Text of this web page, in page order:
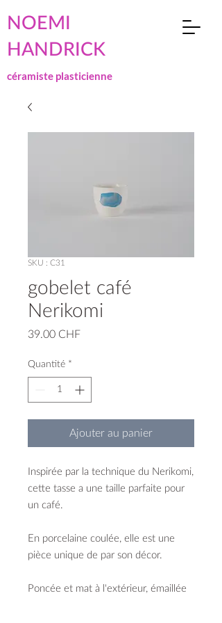
NOEMI
HANDRICK
céramiste plasticienne
SKU : C31
gobelet café
Nerikomi
39.00 CHFPrix
Quantité *
Ajouter au panier
Inspirée par la technique du Nerikomi,
cette tasse a une taille parfaite pour
un café.
En porcelaine coulée, elle est une
pièce unique de par son décor.
Poncée et mat à l'extérieur, émaillée